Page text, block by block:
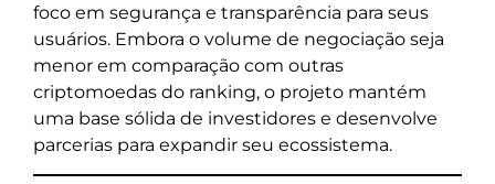
foco em segurança e transparência para seus
usuários. Embora o volume de negociação seja
menor em comparação com outras
criptomoedas do ranking, o projeto mantém
uma base sólida de investidores e desenvolve
parcerias para expandir seu ecossistema.